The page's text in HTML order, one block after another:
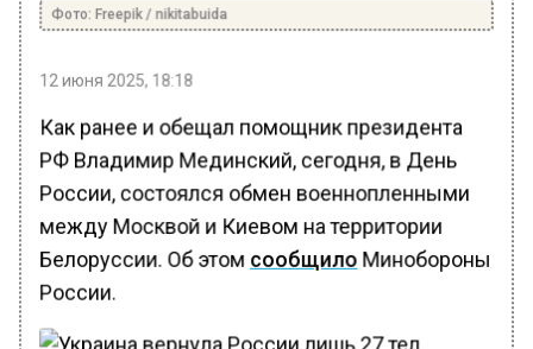
Фото: Freepik / nikitabuida
12 июня 2025, 18:18
Как ранее и обещал помощник президента
РФ Владимир Мединский, сегодня, в День
России, состоялся обмен военнопленными
между Москвой и Киевом на территории
Белоруссии. Об этом сообщило Минобороны
России.